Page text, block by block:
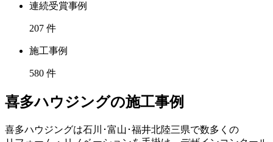
連続受賞事例
207 件
施工事例
580 件
喜多ハウジングの施工事例
喜多ハウジングは石川･富山･福井北陸三県で数多くの